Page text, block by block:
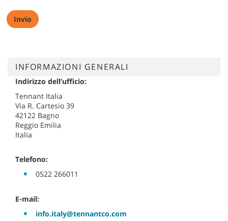
INFORMAZIONI GENERALI
Indirizzo dell’ufficio:
Tennant Italia
Via R. Cartesio 39
42122 Bagno
Reggio Emilia
Italia
Telefono:
0522 266011
E-mail:
info.italy@tennantco.com